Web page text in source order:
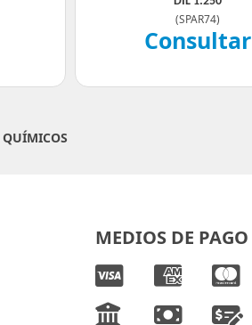
(SPAR74)
Consultar
QUÍMICOS
MEDIOS DE PAGO